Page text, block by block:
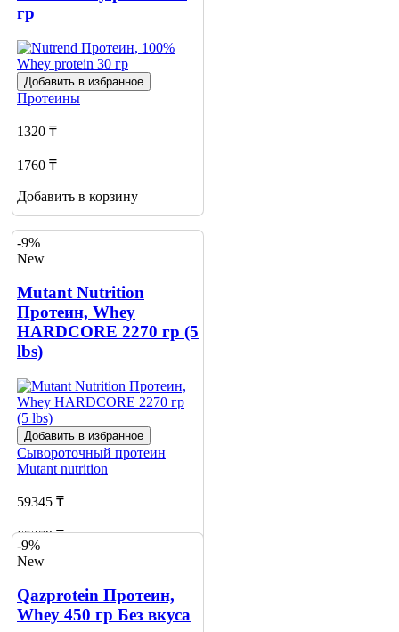
гр
Добавить в избранное
Протеины
1320 ₸
1760 ₸
Добавить в корзину
-9%
New
Mutant Nutrition
Протеин, Whey
HARDCORE 2270 гр (5
lbs)
Добавить в избранное
Сывороточный протеин
Mutant nutrition
59345 ₸
65279 ₸
Добавить в корзину
-9%
New
Qazprotein Протеин,
Whey 450 гр Без вкуса